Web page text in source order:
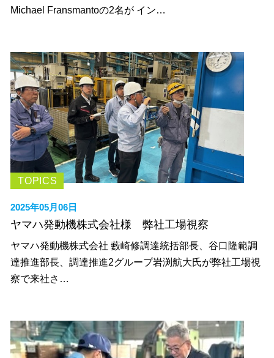
Michael Fransmantoの2名が イン…
TOPICS
2025年05月06日
ヤマハ発動機株式会社様 弊社工場視察
ヤマハ発動機株式会社 藪崎修調達統括部長、谷口隆範調
達推進部長、調達推進2グループ岩渕航大氏が弊社工場視
察で来社さ…